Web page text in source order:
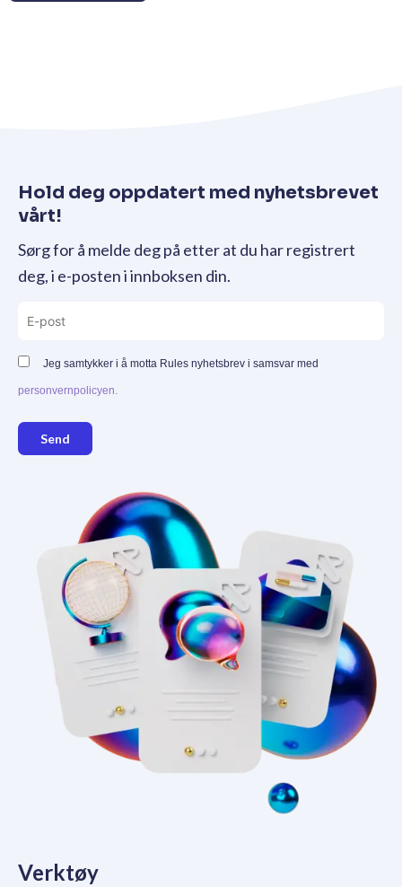
Hold deg oppdatert med nyhetsbrevet
vårt!
Sørg for å melde deg på etter at du har registrert
deg, i e-posten i innboksen din.
Jeg samtykker i å motta Rules nyhetsbrev i samsvar med
personvernpolicyen.
Send
Verktøy